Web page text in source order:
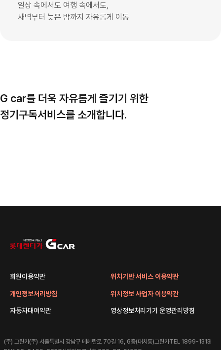
일상 속에서도 여행 속에서도,
새벽부터 늦은 밤까지 자유롭게 이동
G car를 더욱 자유롭게 즐기기 위한
정기구독서비스를 소개합니다.
G car 패스 365
회원이용약관
개인정보처리방침
자동차대여약관
위치기반 서비스 이용약관
위치정보 사업자 이용약관
영상정보처리기기 운영관리방침
(주) 그린카 (주) 서울특별시 강남구 테헤란로 70길 16, 6층(대치동)그린카 TEL 1899-1313